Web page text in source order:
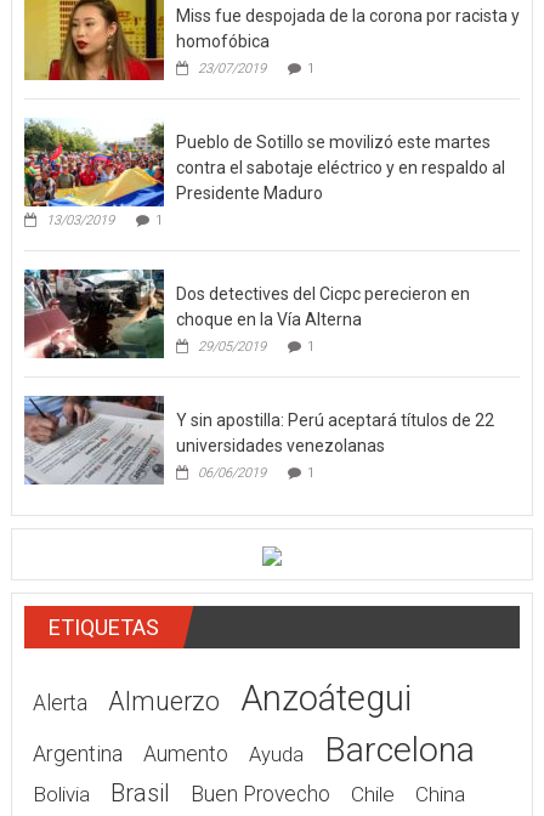
Miss fue despojada de la corona por racista y
homofóbica
23/07/2019 1
Pueblo de Sotillo se movilizó este martes
contra el sabotaje eléctrico y en respaldo al
Presidente Maduro
13/03/2019 1
Dos detectives del Cicpc perecieron en
choque en la Vía Alterna
29/05/2019 1
Y sin apostilla: Perú aceptará títulos de 22
universidades venezolanas
06/06/2019 1
ETIQUETAS
Alerta Almuerzo Anzoátegui
Argentina Aumento Ayuda Barcelona
Bolivia Brasil Buen Provecho Chile
China